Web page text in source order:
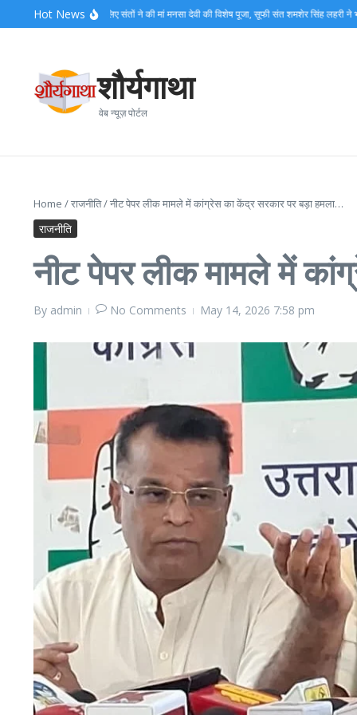
Skip to content
Hot News
की सकुशलता के लिए संतों ने की मां मनसा देवी की विशेष पूजा, सूफी संत शमशेर सिंह लहरी ने भजनों से
शौर्यगाथा
वेब न्यूज़ पोर्टल
Home /राजनीति/नीट पेपर लीक मामले में कांग्रेस का केंद्र सरकार पर बड़ा हमला…
राजनीति
नीट पेपर लीक मामले में
By admin No Comments May 14, 2026 7:58 pm